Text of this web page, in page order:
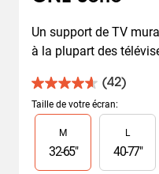
Un support de TV
à la plupart des
(42)
4.6
sur
5
étoiles.
avis
Taille de votre écran:
Slide 1 of 3
M
32-65"
L
40-77"